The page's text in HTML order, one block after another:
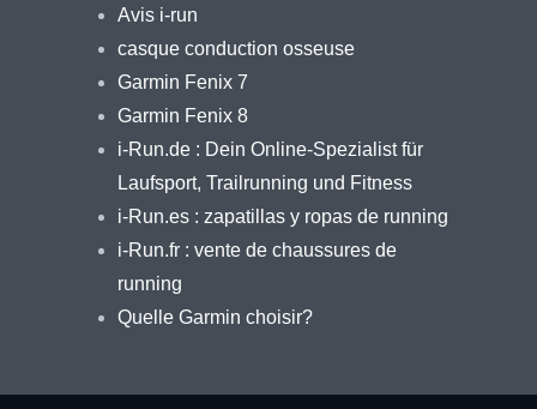
Avis i-run
casque conduction osseuse
Garmin Fenix 7
Garmin Fenix 8
i-Run.de : Dein Online-Spezialist für
Laufsport, Trailrunning und Fitness
i-Run.es : zapatillas y ropas de running
i-Run.fr : vente de chaussures de
running
Quelle Garmin choisir?